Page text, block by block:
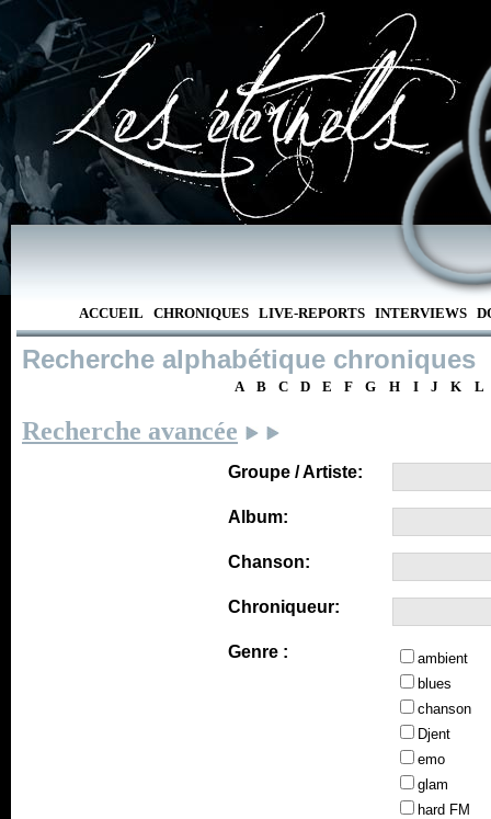
ACCUEIL CHRONIQUES LIVE-REPORTS INTERVIEWS
Recherche alphabétique chroniques
A B C D E F G H I J K L
Recherche avancée
Groupe / Artiste:
Album:
Chanson:
Chroniqueur:
Genre :
ambient
blues
chanson
Djent
emo
glam
hard FM